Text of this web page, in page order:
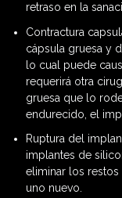
retraso en la
Contractura
cápsula gruesa y
lo cual puede
requerirá otra
gruesa que lo
endurecido, el
Ruptura del
implantes de
eliminar los
uno nuevo.